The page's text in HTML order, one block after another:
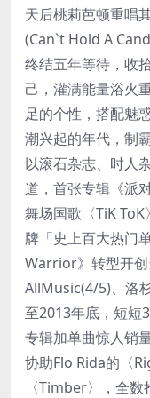
天后桃莉芭顿重唱
(Can`t Hold A
终结五年等待，收
己，灌满能量浴火
足的个性，搭配魅
潮兴起的年代，制
以滚石杂志、时人
道，首张专辑《派
舞场国歌〈TiK
牌「史上百大热门
Warrior》转型开
AllMusic(4/5)、洛
至2013年底，短短
专辑加单曲惊人销
协助Flo Rida的〈
〈Timber〉，全